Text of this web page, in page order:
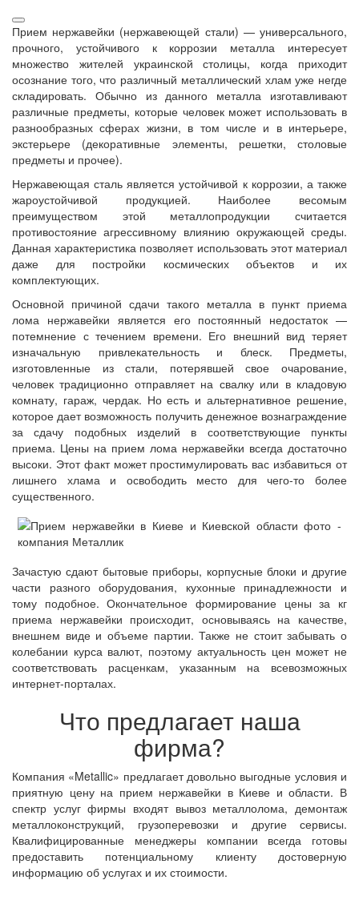
Прием нержавейки (нержавеющей стали) — универсального,
прочного, устойчивого к коррозии металла интересует
множество жителей украинской столицы, когда приходит
осознание того, что различный металлический хлам уже негде
складировать. Обычно из данного металла изготавливают
различные предметы, которые человек может использовать в
разнообразных сферах жизни, в том числе и в интерьере,
экстерьере (декоративные элементы, решетки, столовые
предметы и прочее).
Нержавеющая сталь является устойчивой к коррозии, а также
жароустойчивой продукцией. Наиболее весомым
преимуществом этой металлопродукции считается
противостояние агрессивному влиянию окружающей среды.
Данная характеристика позволяет использовать этот материал
даже для постройки космических объектов и их
комплектующих.
Основной причиной сдачи такого металла в пункт приема
лома нержавейки является его постоянный недостаток —
потемнение с течением времени. Его внешний вид теряет
изначальную привлекательность и блеск. Предметы,
изготовленные из стали, потерявшей свое очарование,
человек традиционно отправляет на свалку или в кладовую
комнату, гараж, чердак. Но есть и альтернативное решение,
которое дает возможность получить денежное вознаграждение
за сдачу подобных изделий в соответствующие пункты
приема. Цены на прием лома нержавейки всегда достаточно
высоки. Этот факт может простимулировать вас избавиться от
лишнего хлама и освободить место для чего-то более
существенного.
Зачастую сдают бытовые приборы, корпусные блоки и другие
части разного оборудования, кухонные принадлежности и
тому подобное. Окончательное формирование цены за кг
приема нержавейки происходит, основываясь на качестве,
внешнем виде и объеме партии. Также не стоит забывать о
колебании курса валют, поэтому актуальность цен может не
соответствовать расценкам, указанным на всевозможных
интернет-порталах.
Что предлагает наша
фирма?
Компания «Metallic» предлагает довольно выгодные условия и
приятную цену на прием нержавейки в Киеве и области. В
спектр услуг фирмы входят вывоз металлолома, демонтаж
металлоконструкций, грузоперевозки и другие сервисы.
Квалифицированные менеджеры компании всегда готовы
предоставить потенциальному клиенту достоверную
информацию об услугах и их стоимости.